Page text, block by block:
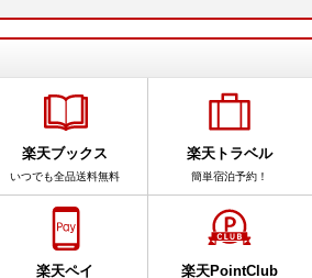
楽天ブックス
いつでも全品送料無料
楽天トラベル
簡単宿泊予約！
楽天ペイ 楽天PointClub